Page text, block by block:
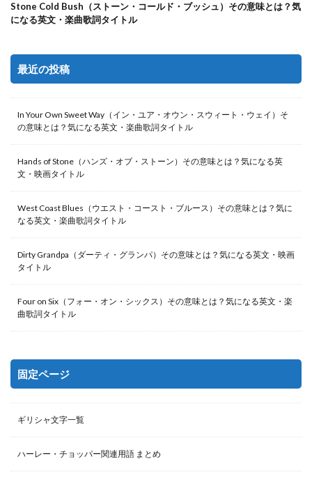
Stone Cold Bush（ストーン・コールド・ブッシュ）その意味とは？気
になる英文・楽曲歌詞タイトル
最近の投稿
In Your Own Sweet Way（イン・ユア・オウン・スウィート・ウェイ）そ
の意味とは？気になる英文・楽曲歌詞タイトル
Hands of Stone（ハンズ・オブ・ストーン）その意味とは？気になる英
文・映画タイトル
West Coast Blues（ウエスト・コースト・ブルース）その意味とは？気に
なる英文・楽曲歌詞タイトル
Dirty Grandpa（ダーティ・グランパ）その意味とは？気になる英文・映画
タイトル
Four on Six（フォー・オン・シックス）その意味とは？気になる英文・楽
曲歌詞タイトル
固定ページ
ギリシャ文字一覧
ハーレー・チョッパー関連用語 まとめ